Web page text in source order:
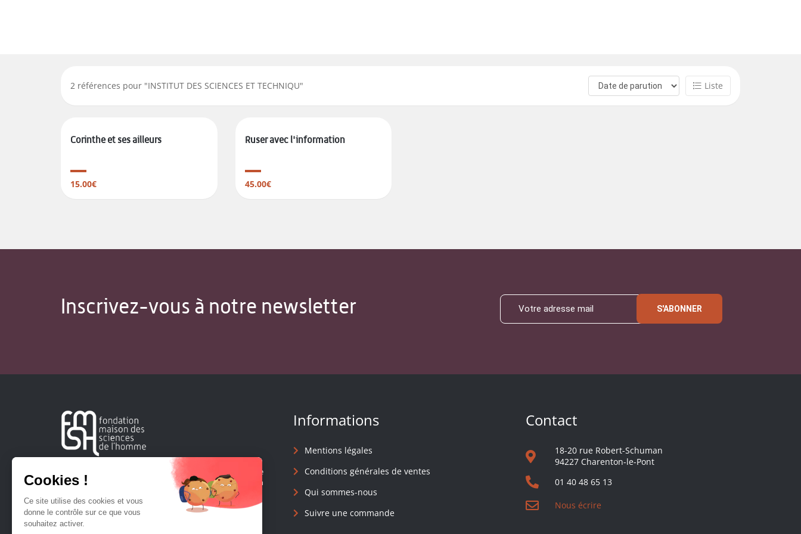
2 références pour "INSTITUT DES SCIENCES ET TECHNIQU" Liste
Corinthe et ses ailleurs
15.00€
Ruser avec l'information
45.00€
Inscrivez-vous à notre newsletter S'ABONNER
Créée en 1963, la Fondation Maison Sciences de l'Homme
soutient la recherche et la diffusion des connaissances en
Informations
Mentions légales
Conditions générales de ventes
Qui sommes-nous
Suivre une commande
Contact
18-20 rue Robert-Schuman
94227 Charenton-le-Pont
01 40 48 65 13
Nous écrire